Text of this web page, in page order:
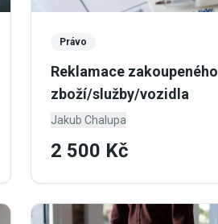
Právo
Reklamace zakoupeného
zboží/služby/vozidla
Jakub Chalupa
2 500 Kč